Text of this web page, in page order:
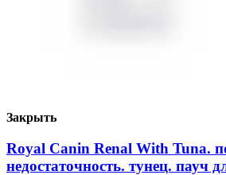
Закрыть
Royal Canin Renal With Tuna.
недостаточность. тунец. пауч